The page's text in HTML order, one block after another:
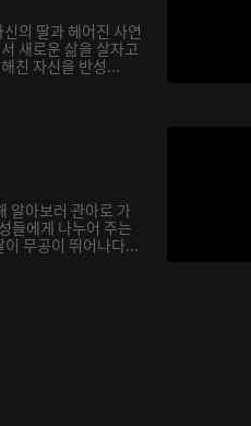
의 딸과 헤어진 사연
새로운 삶을 살자고
친 자신을 반성...
알아보러 관아로 가
들에게 나누어 주는
무공이 뛰어나다...